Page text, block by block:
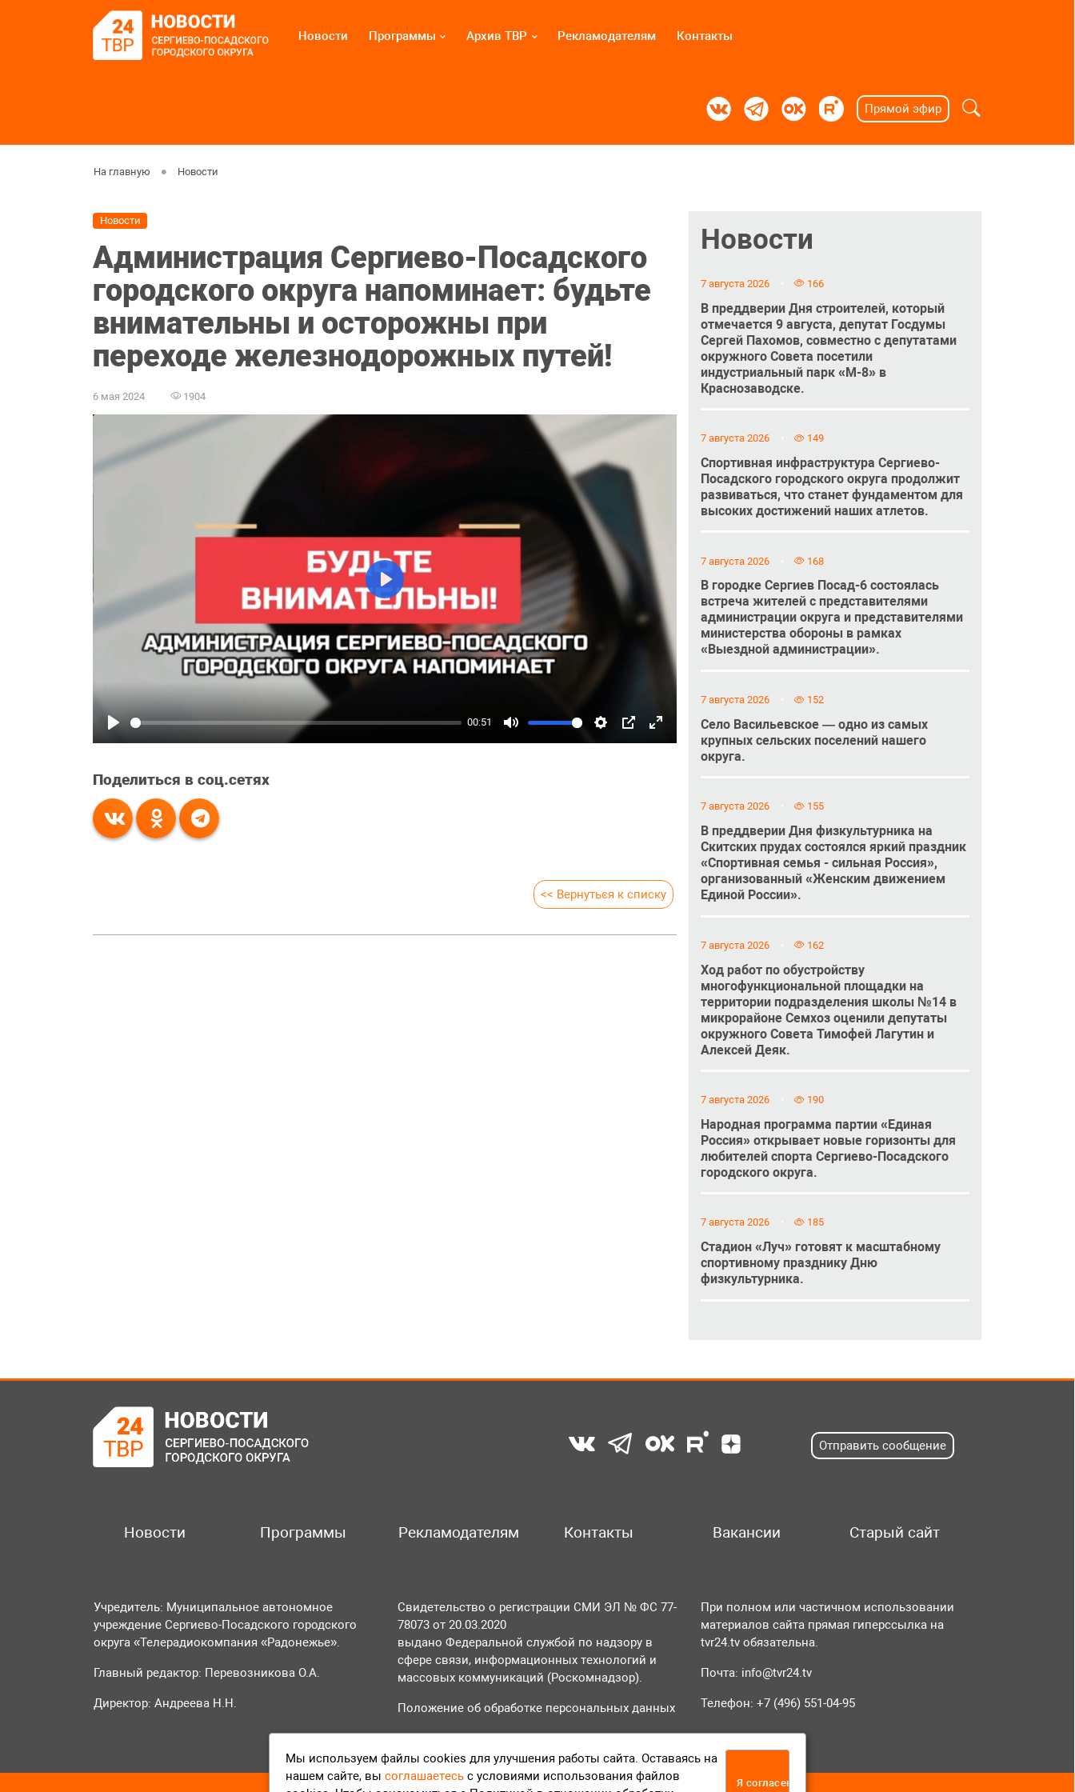
Новости Программы Архив ТВР Рекламодателям Контакты
Прямой эфир
На главную Новости
Новости
Администрация Сергиево-Посадского
городского округа напоминает: будьте
внимательны и осторожны при
переходе железнодорожных путей!
6 мая 2024 1904
Play
00:51
fullscreen
Play
Поделиться в соц.сетях
<< Вернуться к списку
Новости
7 августа 2026 166
В преддверии Дня строителей, который
отмечается 9 августа, депутат Госдумы
Сергей Пахомов, совместно с депутатами
окружного Совета посетили
индустриальный парк «М-8» в
Краснозаводске.
7 августа 2026 149
Спортивная инфраструктура Сергиево-
Посадского городского округа продолжит
развиваться, что станет фундаментом для
высоких достижений наших атлетов.
7 августа 2026 168
В городке Сергиев Посад-6 состоялась
встреча жителей с представителями
администрации округа и представителями
министерства обороны в рамках
«Выездной администрации».
7 августа 2026 152
Село Васильевское — одно из самых
крупных сельских поселений нашего
округа.
7 августа 2026 155
В преддверии Дня физкультурника на
Скитских прудах состоялся яркий праздник
«Спортивная семья - сильная Россия»,
организованный «Женским движением
Единой России».
7 августа 2026 162
Ход работ по обустройству
многофункциональной площадки на
территории подразделения школы №14 в
микрорайоне Семхоз оценили депутаты
окружного Совета Тимофей Лагутин и
Алексей Деяк.
7 августа 2026 190
Народная программа партии «Единая
Россия» открывает новые горизонты для
любителей спорта Сергиево-Посадского
городского округа.
7 августа 2026 185
Стадион «Луч» готовят к масштабному
спортивному празднику Дню
физкультурника.
Отправить сообщение
Новости Программы Рекламодателям Контакты Вакансии Старый сайт
Учредитель: Муниципальное автономное
учреждение Сергиево-Посадского городского
округа «Телерадиокомпания «Радонежье».
Главный редактор: Перевозникова О.А.
Директор: Андреева Н.Н.
Свидетельство о регистрации СМИ ЭЛ № ФС 77-
78073 от 20.03.2020
выдано Федеральной службой по надзору в
сфере связи, информационных технологий и
массовых коммуникаций (Роскомнадзор).
Положение об обработке персональных данных
Согласие на обработку персональных данных
При полном или частичном использовании
материалов сайта прямая гиперссылка на
tvr24.tv обязательна.
Почта: info@tvr24.tv
Телефон: +7 (496) 551-04-95
Мы используем файлы cookies для улучшения работы сайта. Оставаясь на
нашем сайте, вы соглашаетесь с условиями использования файлов
Я согласен